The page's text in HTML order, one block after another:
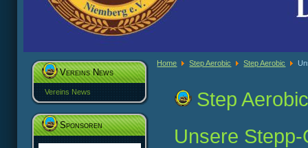
Vereins News
Vereins News
Sponsoren
Home Step Aerobic Step Aerobic
Step
Unsere